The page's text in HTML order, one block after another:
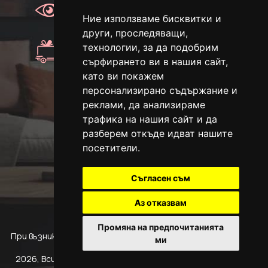
Ние използваме бисквитки и
други, проследяващи,
технологии, за да подобрим
сърфирането ви в нашия сайт,
като ви покажем
персонализирано съдържание и
реклами, да анализираме
трафика на нашия сайт и да
разберем откъде идват нашите
посетители.
Съгласен съм
Аз отказвам
Промяна на предпочитанията
ми
Преглед преди плащане.
Доставка
Доставка с Еконт
Телефон:
+359 885 842 279
E-mail:
info@folimars.bg
При възникване на спор, свързан с покупка онлайн, можете
2026, Всички права запазени.